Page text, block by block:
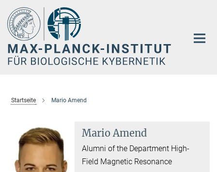
Hauptinhalt
Startseite Mario Amend
Mario Amend
Alumni of the Department High-
Field Magnetic Resonance